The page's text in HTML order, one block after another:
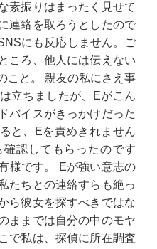
素振りはまったく見せて
連絡を取ろうとしたので
にも反応しません。ご
ころ、他人には伝えない
こと。 親友の私にさえ事
立ちましたが、Eがこん
バイスがきっかけだった
と、Eを責めきれません
認してもらったのです
様です。 Eが強い意志の
たちとの連絡すらも絶っ
ら彼女を探すべきではな
ままでは自分の中のモヤ
で私は、探偵に所在調査